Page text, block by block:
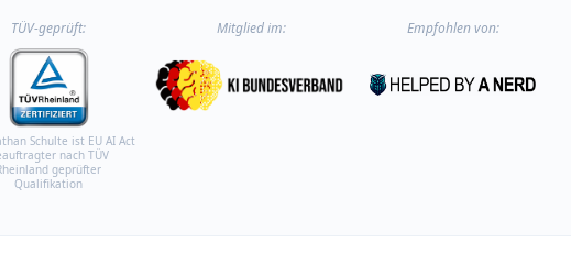
TÜV-geprüft:
Schulte ist EU AI Act
nach TÜV
geprüfter
Qualifikation
Mitglied im: Empfohlen von: